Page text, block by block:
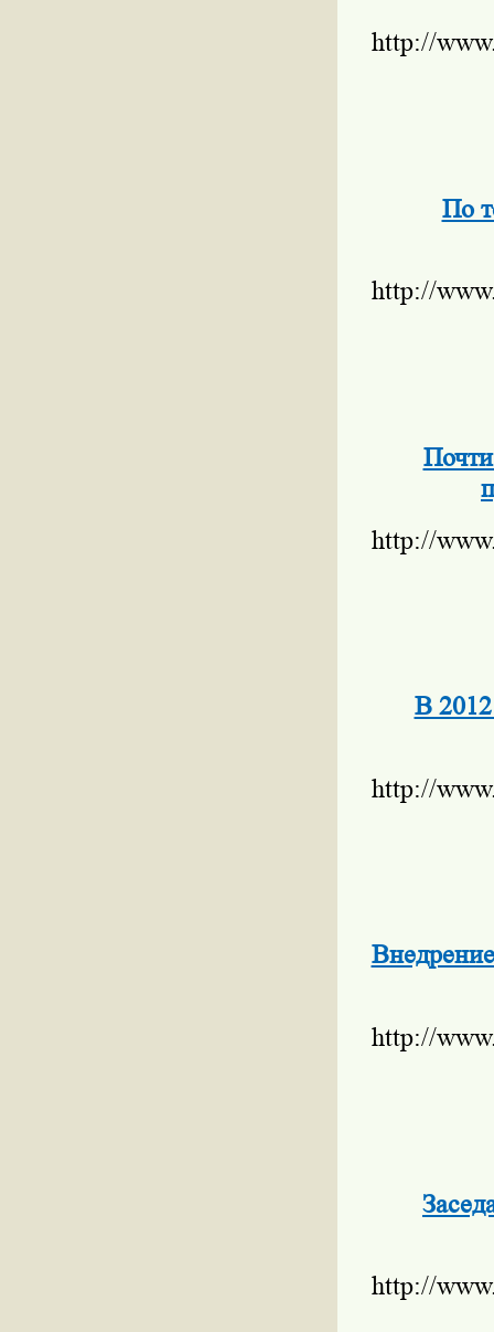
http://
По
http://
http://
В 2012
http://
http://
http://